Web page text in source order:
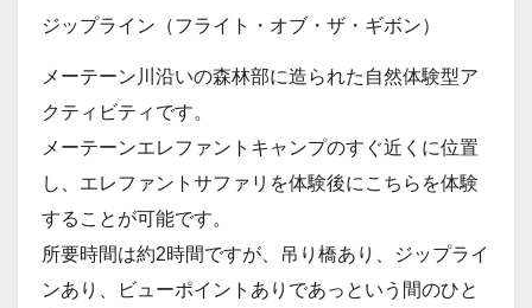
ジップライン（フライト・オブ・ザ・ギボン）
メーテーン川沿いの森林部に造られた自然体験型ア
クティビティです。
メーテーンエレファントキャンプのすぐ近くに位置
し、エレファントサファリを体験後にこちらを体験
することが可能です。
所要時間は約2時間ですが、吊り橋あり、ジップライ
ンあり、ビューポイントありであっという間のひと